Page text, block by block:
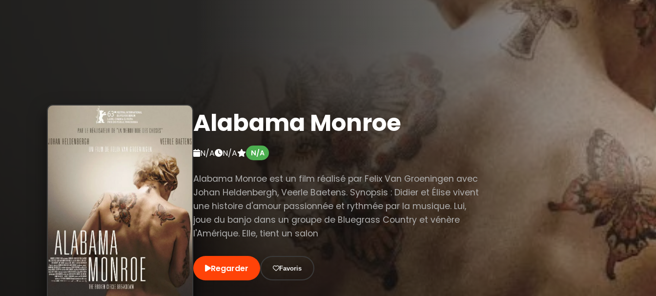
Alabama Monroe
N/A N/A N/A
Alabama Monroe est un film réalisé par Felix Van Groeningen avec
Johan Heldenbergh, Veerle Baetens. Synopsis : Didier et Élise vivent
une histoire d'amour passionnée et rythmée par la musique. Lui,
joue du banjo dans un groupe de Bluegrass Country et vénère
l'Amérique. Elle, tient un salon
Regarder Favoris